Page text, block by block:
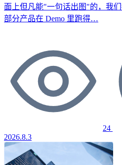
面上但凡能"一句话出图"的，我
部分产品在 Demo 里跑得…
24
2026.8.3